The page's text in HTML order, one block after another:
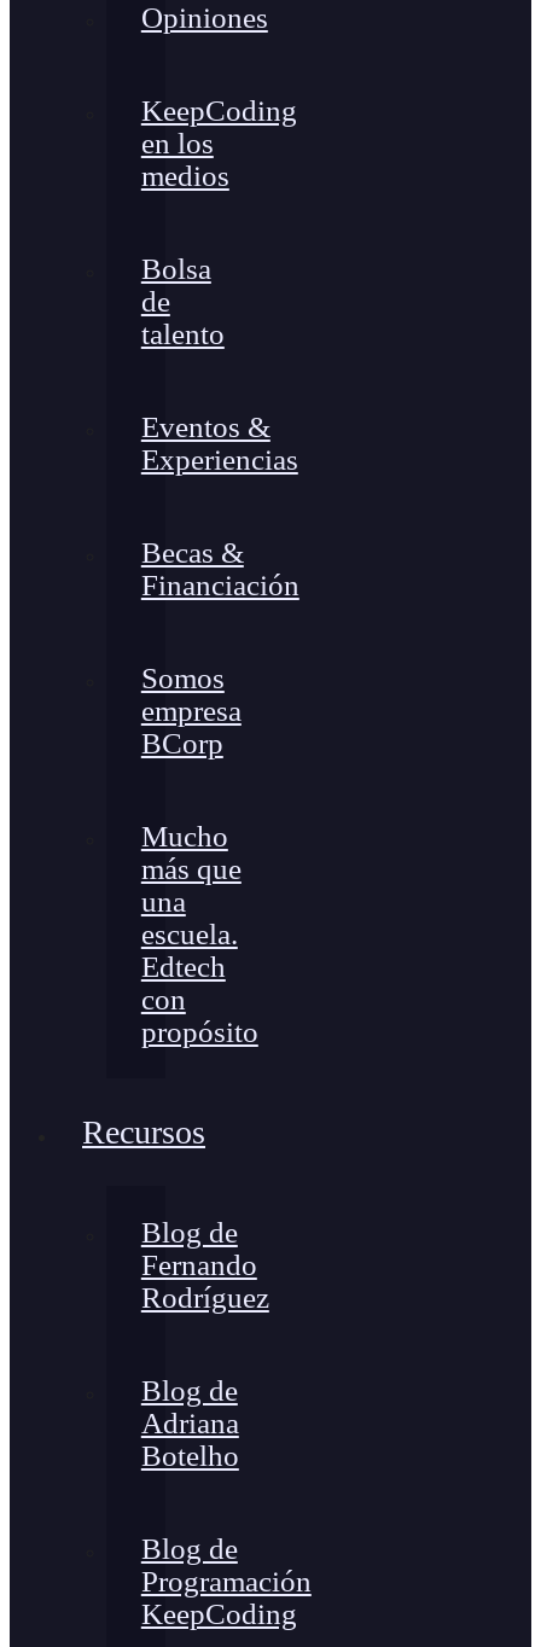
Opiniones
KeepCoding
en los
medios
Bolsa
de
talento
Eventos &
Experiencias
Becas &
Financiación
Somos
empresa
BCorp
Mucho
más que
una
escuela.
Edtech
con
propósito
Recursos
Blog de
Fernando
Rodríguez
Blog de
Adriana
Botelho
Blog de
Programación
KeepCoding